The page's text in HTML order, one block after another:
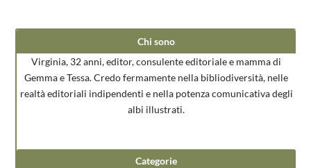
Chi sono
Virginia, 32 anni, editor, consulente editoriale e mamma di
Gemma e Tessa. Credo fermamente nella bibliodiversità, nelle
realtà editoriali indipendenti e nella potenza comunicativa degli
albi illustrati.
Categorie